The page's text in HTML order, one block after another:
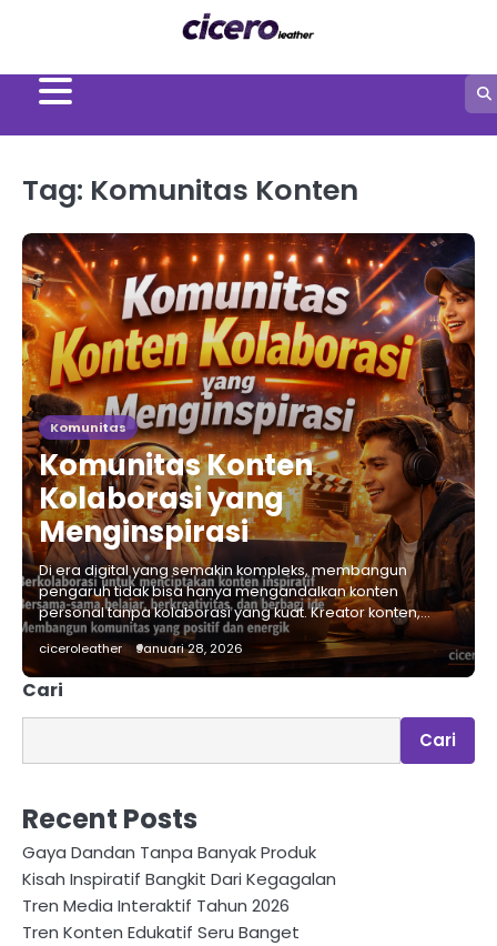
Tag: Komunitas Konten
Komunitas
Komunitas Konten
Kolaborasi yang
Menginspirasi
Di era digital yang semakin kompleks, membangun
pengaruh tidak bisa hanya mengandalkan konten
personal tanpa kolaborasi yang kuat. Kreator konten,…
ciceroleather Januari 28, 2026
Cari
Cari
Recent Posts
Gaya Dandan Tanpa Banyak Produk
Kisah Inspiratif Bangkit Dari Kegagalan
Tren Media Interaktif Tahun 2026
Tren Konten Edukatif Seru Banget